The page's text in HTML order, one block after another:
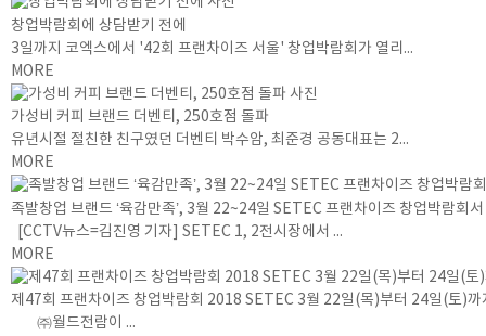
창업박람회에 상담받기 전에
3일까지 코엑스에서 '42회 프랜차이즈 서울' 창업박람회가 열리...
MORE
가성비 커피 브랜드 더벤티, 250호점 돌파
유년시절 절친한 친구였던 더벤티 박수암, 최준경 공동대표는 2...
MORE
족발창업 브랜드 ‘육감만족’, 3월 22~24일 SETEC 프랜차이즈 창업박람회
[CCTV뉴스=김진영 기자] SETEC 1, 2전시장에서 ...
MORE
제47회 프랜차이즈 창업박람회 2018 SETEC 3월 22일(목)부터 24일(토)까
㈜월드전람이 ...